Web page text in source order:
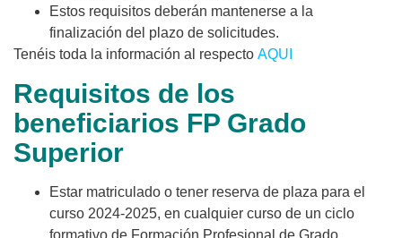
Estos requisitos deberán mantenerse a la
finalización del plazo de solicitudes.
Tenéis toda la información al respecto AQUI
Requisitos de los
beneficiarios FP Grado
Superior
Estar matriculado o tener reserva de plaza para el
curso 2024-2025, en cualquier curso de un ciclo
formativo de Formación Profesional de Grado